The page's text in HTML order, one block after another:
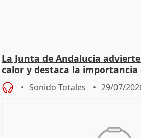
La Junta de Andalucía
calor y destaca la importancia
Sonido Totales 29/07/